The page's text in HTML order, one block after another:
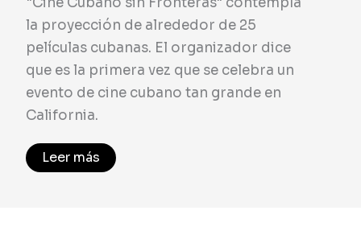
la proyección de alrededor de 25
películas cubanas. El organizador dice
que es la primera vez que se celebra un
evento de cine cubano tan grande en
California.
Leer más